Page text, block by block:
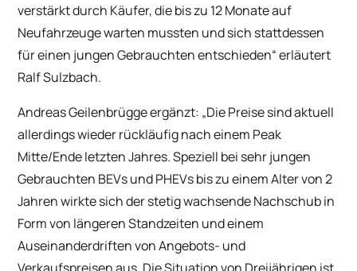
verstärkt durch Käufer, die bis zu 12 Monate auf
Neufahrzeuge warten mussten und sich stattdessen
für einen jungen Gebrauchten entschieden“ erläutert
Ralf Sulzbach.
Andreas Geilenbrügge ergänzt: „Die Preise sind aktuell
allerdings wieder rückläufig nach einem Peak
Mitte/Ende letzten Jahres. Speziell bei sehr jungen
Gebrauchten BEVs und PHEVs bis zu einem Alter von 2
Jahren wirkte sich der stetig wachsende Nachschub in
Form von längeren Standzeiten und einem
Auseinanderdriften von Angebots- und